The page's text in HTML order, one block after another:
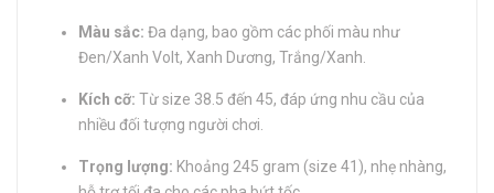
Màu sắc: Đa dạng, bao gồm các phối màu như
Đen/Xanh Volt, Xanh Dương, Trắng/Xanh.
Kích cỡ: Từ size 38.5 đến 45, đáp ứng nhu cầu của
nhiều đối tượng người chơi.
Trọng lượng: Khoảng 245 gram (size 41), nhẹ nhàng,